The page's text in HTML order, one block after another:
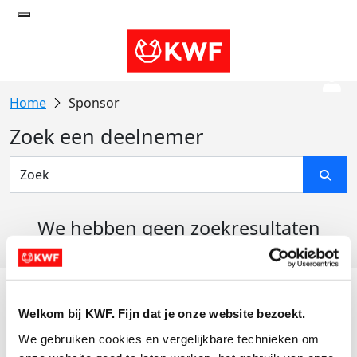
Welkom bij KWF. Fijn dat je onze website bezoekt.
We gebruiken cookies en vergelijkbare technieken om
Sponsor
Zoek een deelnemer
We hebben geen zoekresultaten
Actiematerialen
Evenementen